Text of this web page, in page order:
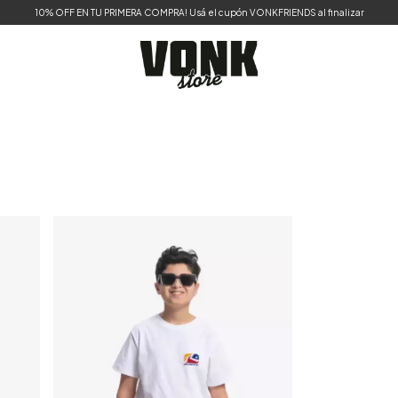
10% OFF EN TU PRIMERA COMPRA! Usá el cupón VONKFRIENDS al finalizar